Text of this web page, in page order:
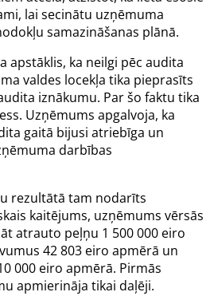
lai secinātu uzņēmuma
samazināšanas plānā.
apstāklis, ka neilgi pēc audita
valdes locekļa tika pieprasīts
iznākumu. Par šo faktu tika
Uzņēmums apgalvoja, ka
gaitā bijusi atriebīga un
darbības
rezultātā tam nodarīts
kaitējums, uzņēmums vērsās
atrauto peļņu 1 500 000 eiro
42 803 eiro apmērā un
000 eiro apmērā. Pirmās
apmierināja tikai daļēji.